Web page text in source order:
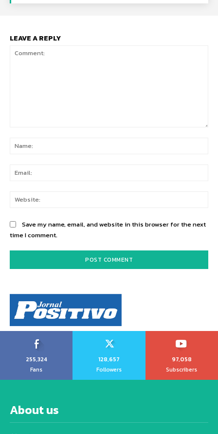
LEAVE A REPLY
Save my name, email, and website in this browser for the next
time I comment.
255,324
Fans
128,657
Followers
97,058
Subscribers
About us